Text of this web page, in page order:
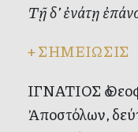
Τῇ δ’ ἐνάτῃ
+ΣΗΜΕΙΩΣΙΣ
ΙΓΝΑΤΙΟΣ ὁ
Ἀποστόλων,